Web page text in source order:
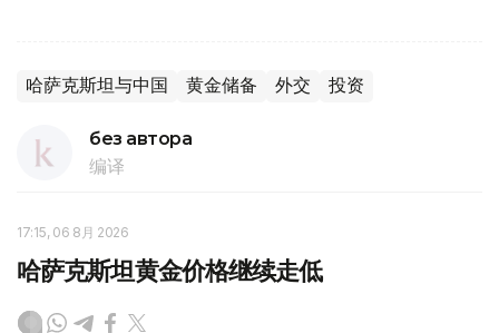
哈萨克斯坦与中国 黄金储备 外交 投资
без автора
编译
17:15, 06 8月 2026
哈萨克斯坦黄金价格继续走低